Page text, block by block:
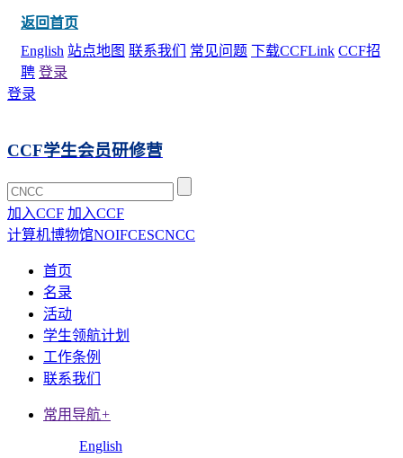
返回首页
English 站点地图 联系我们 常见问题 下载CCFLink CCF招
聘 登录
登录
CCF学生会员研修营
加入CCF 加入CCF
计算机博物馆NOIFCESCNCC
首页
名录
活动
学生领航计划
工作条例
联系我们
常用导航+
English